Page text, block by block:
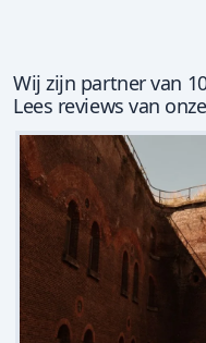
Wij zijn partner van
Lees reviews van